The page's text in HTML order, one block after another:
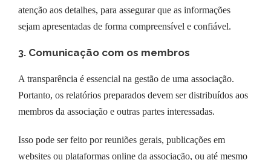
atenção aos detalhes, para assegurar que as informações
sejam apresentadas de forma compreensível e confiável.
3. Comunicação com os membros
A transparência é essencial na gestão de uma associação.
Portanto, os relatórios preparados devem ser distribuídos aos
membros da associação e outras partes interessadas.
Isso pode ser feito por reuniões gerais, publicações em
websites ou plataformas online da associação, ou até mesmo